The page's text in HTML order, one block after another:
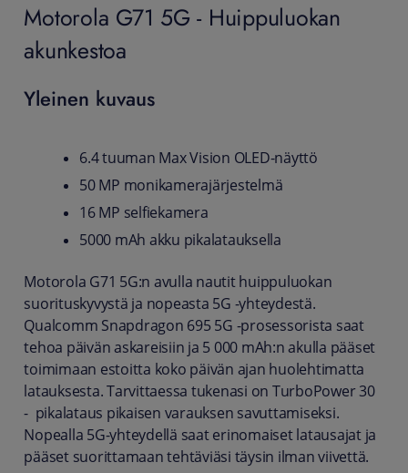
Motorola G71 5G - Huippuluokan
akunkestoa
Yleinen kuvaus
6.4 tuuman Max Vision OLED-näyttö
50 MP monikamerajärjestelmä
16 MP selfiekamera
5000 mAh akku pikalatauksella
Motorola G71 5G:n avulla nautit huippuluokan
suorituskyvystä ja nopeasta 5G -yhteydestä.
Qualcomm Snapdragon 695 5G -prosessorista saat
tehoa päivän askareisiin ja 5 000 mAh:n akulla pääset
toimimaan estoitta koko päivän ajan huolehtimatta
latauksesta. Tarvittaessa tukenasi on TurboPower 30
- pikalataus pikaisen varauksen savuttamiseksi.
Nopealla 5G-yhteydellä saat erinomaiset latausajat ja
pääset suorittamaan tehtäviäsi täysin ilman viivettä.